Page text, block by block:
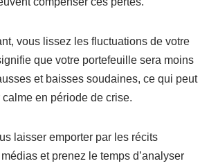
vous lissez les fluctuations de votre
que votre portefeuille sera moins
et baisses soudaines, ce qui peut
en période de crise.
laisser emporter par les récits
et prenez le temps d’analyser